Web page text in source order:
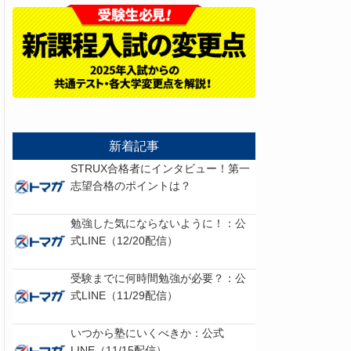
新着記事
STRUX合格者にインタビュー！第一
志望合格のポイントは？
勉強した気にならないように！：公
式LINE（12/20配信）
受験までに何時間勉強が必要？：公
式LINE（11/29配信）
いつから塾にいくべきか：公式